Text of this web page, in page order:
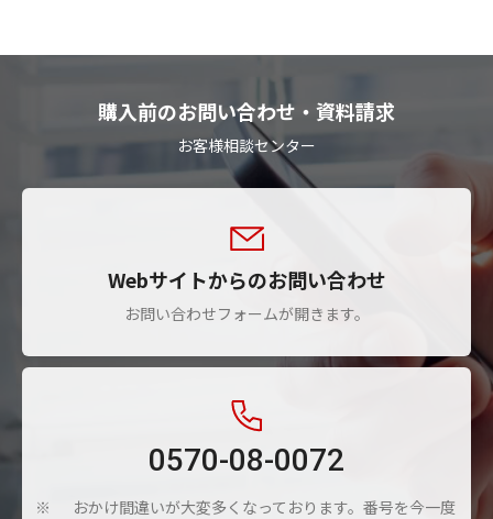
購入前のお問い合わせ・資料請求
お客様相談センター
Webサイトからのお問い合わせ
お問い合わせフォームが開きます。
0570-08-0072
※
おかけ間違いが大変多くなっております。番号を今一度